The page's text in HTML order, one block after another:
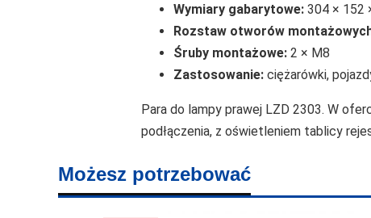
Wymiary gabarytowe:304 × 152
Rozstaw otworów
Śruby montażowe:2 × M8
Zastosowanie:ciężarówki,
Para do lampy prawej LZD 2303. W
podłączenia, z oświetleniem tablicy
Możesz potrzebować